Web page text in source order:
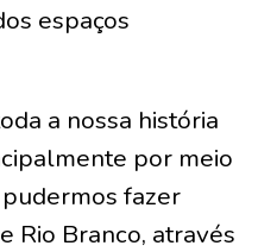
espaços
a nossa história
por meio
fazer
Rio Branco, através